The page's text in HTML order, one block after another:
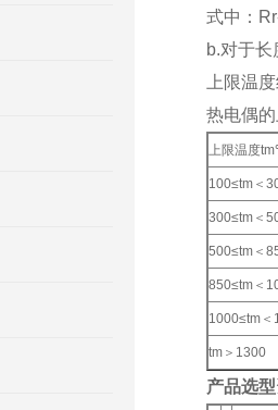
式中：
b.对于
上限
热电偶
上限温度
100≤tm＜
300≤tm＜
500≤tm＜
850≤tm＜
1000≤tm＜
tm＞1300
产品选